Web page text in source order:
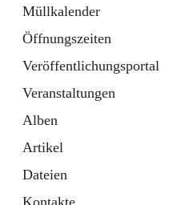
Müllkalender
Öffnungszeiten
Veröffentlichungsportal
Veranstaltungen
Alben
Artikel
Dateien
Kontakte
10 Schnellzugriffe